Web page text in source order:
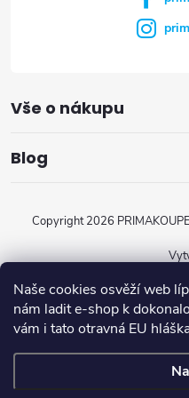
Naše cookies osvěží web
nám ladit e-shop k
vám i tato otravná EU
Vše o nákupu
Blog
Copyright 2026